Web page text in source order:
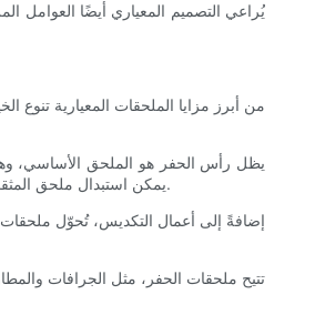
يُراعي التصميم المعياري أيضًا العوامل
من أبرز مزايا الملحقات المعيارية تنوع
يظل رأس الحفر هو الملحق الأساسي،
يمكن استبدال ملحق المثقب اللولبي بمطرقة اهتزازية، تُستخدم لغرس الركائز في الأرض عن طريق الاهتزاز. يُعد هذا مفيدًا بشكل خاص في ظروف التربة التي قد يكون فيها الحفر التقليدي بطيئًا أو غير فعال.
إضافةً إلى أعمال التكديس، تُحوّل ملحقات
تتيح ملحقات الحفر، مثل الجرافات